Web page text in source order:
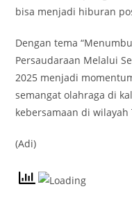
bisa menjadi hiburan
Dengan tema
Persaudaraan Melalui
2025 menjadi
semangat olahraga di
kebersamaan di wilayah
(Adi)